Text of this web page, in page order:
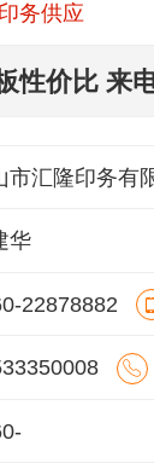
务供应
性价比 来
市汇隆印务有
华
22878882